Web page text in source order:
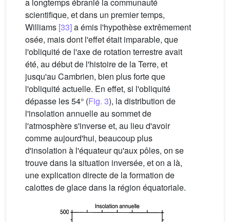
a longtemps ébranlé la communauté
scientifique, et dans un premier temps,
Williams [33]a émis l'hypothèse extrêmement
osée, mais dont l'effet était imparable, que
l'obliquité de l'axe de rotation terrestre avait
été, au début de l'histoire de la Terre, et
jusqu'au Cambrien, bien plus forte que
l'obliquité actuelle. En effet, si l'obliquité
dépasse les 54° (Fig. 3), la distribution de
l'insolation annuelle au sommet de
l'atmosphère s'inverse et, au lieu d'avoir
comme aujourd'hui, beaucoup plus
d'insolation à l'équateur qu'aux pôles, on se
trouve dans la situation inversée, et on a là,
une explication directe de la formation de
calottes de glace dans la région équatoriale.